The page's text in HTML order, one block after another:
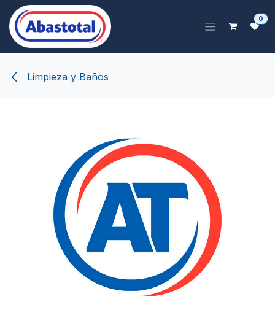
Ir al contenido
0
Limpieza y Baños